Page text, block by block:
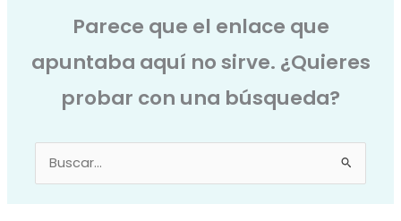
Parece que el enlace que
apuntaba aquí no sirve. ¿Quieres
probar con una búsqueda?
Buscar
por: